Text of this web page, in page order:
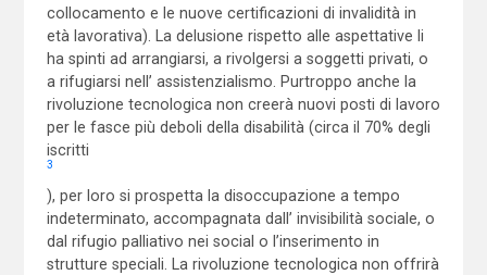
collocamento e le nuove certificazioni di invalidità in
età lavorativa). La delusione rispetto alle aspettative li
ha spinti ad arrangiarsi, a rivolgersi a soggetti privati, o
a rifugiarsi nell’ assistenzialismo. Purtroppo anche la
rivoluzione tecnologica non creerà nuovi posti di lavoro
per le fasce più deboli della disabilità (circa il 70% degli
iscritti
3
), per loro si prospetta la disoccupazione a tempo
indeterminato, accompagnata dall’ invisibilità sociale, o
dal rifugio palliativo nei social o l’inserimento in
strutture speciali. La rivoluzione tecnologica non offrirà